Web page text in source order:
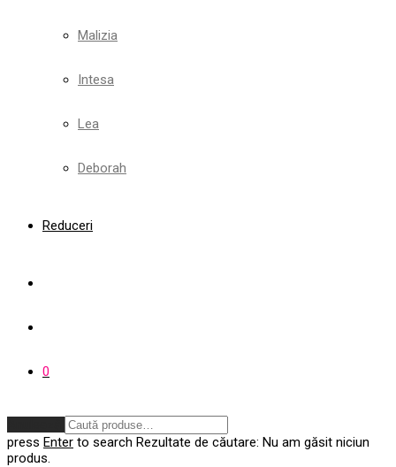
Malizia
Intesa
Lea
Deborah
Reduceri
0
press Enter to search Rezultate de căutare: Nu am găsit niciun
produs.